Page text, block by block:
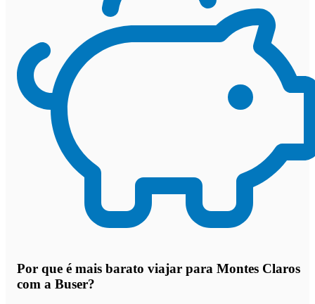
Por que é mais barato viajar para Montes Claros
com a Buser?